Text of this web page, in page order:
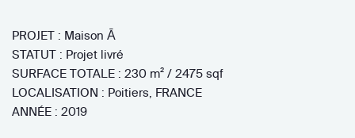
PROJET : Maison Ā
STATUT : Projet livré
SURFACE TOTALE : 230 m² / 2475 sqf
LOCALISATION : Poitiers, FRANCE
ANNÉE : 2019